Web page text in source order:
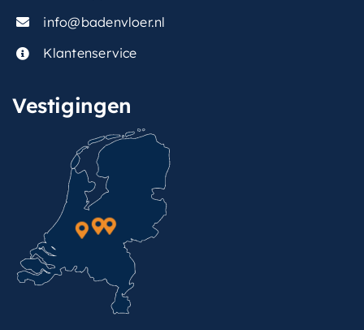
info@badenvloer.nl
Klantenservice
Vestigingen